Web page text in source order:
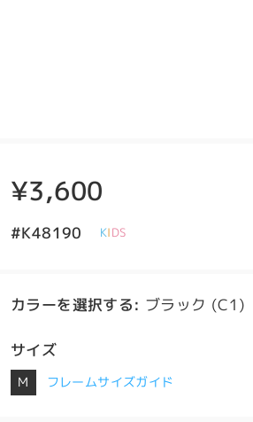
¥3,600
#K48190 KIDS
カラーを選択する: ブラック (C1)
サイズ
M フレームサイズガイド